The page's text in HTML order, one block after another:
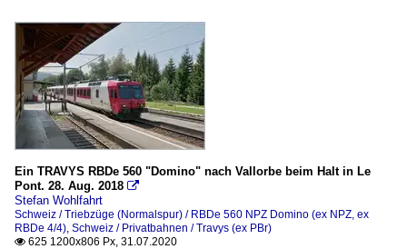
Ein TRAVYS RBDe 560 "Domino" nach Vallorbe beim Halt in Le
Pont. 28. Aug. 2018 
Stefan Wohlfahrt
Schweiz / Triebzüge (Normalspur) / RBDe 560 NPZ Domino (ex NPZ, ex
RBDe 4/4), Schweiz / Privatbahnen / Travys (ex PBr)
 625 1200x806 Px, 31.07.2020